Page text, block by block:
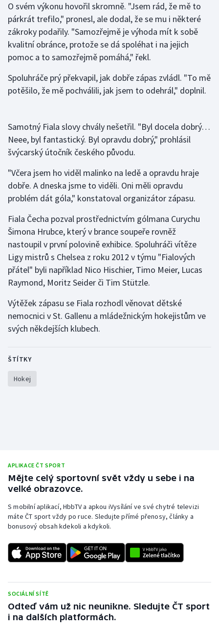
Plavání
Plážový volejbal
Rychlobruslení
Short track
Sportovní střelba
Stolní tenis
Veslování
Vodní slalom
Volejbal
Ostatní
O svém výkonu hovořil skromně. "Jsem rád, že mě to
párkrát trefilo," pronesl, ale dodal, že se mu i některé
zákroky podařily. "Samozřejmě je výhoda mít k sobě
kvalitní obránce, protože se dá spoléhat i na jejich
pomoc a to samozřejmě pomáhá," řekl.
Spoluhráče prý překvapil, jak dobře zápas zvládl. "To mě
potěšilo, že mě pochválili, jak jsem to odehrál," doplnil.
Samotný Fiala slovy chvály nešetřil. "Byl docela dobrý…
Neee, byl fantastický. Byl opravdu dobrý," prohlásil
švýcarský útočník českého původu.
"Včera jsem ho viděl malinko na ledě a opravdu hraje
dobře. A dneska jsme to viděli. Oni měli opravdu
problém dát góla," konstatoval organizátor zápasu.
Fiala Čecha pozval prostřednictvím gólmana Curychu
Šimona Hrubce, který v brance soupeře rovněž
nastoupil v první polovině exhibice. Spoluhráči vítěze
Ligy mistrů s Chelsea z roku 2012 v týmu "Fialových
přátel" byli například Nico Hischier, Timo Meier, Lucas
Raymond, Moritz Seider či Tim Stützle.
Výtěžek zápasu se Fiala rozhodl věnovat dětské
nemocnici v St. Gallenu a mládežnickým hokejistům ve
svých někdejších klubech.
ŠTÍTKY
Hokej
APLIKACE ČT SPORT
Mějte celý sportovní svět vždy u sebe i na
velké obrazovce.
S mobilní aplikací, HbbTV a apkou iVysílání ve své chytré televizi
máte ČT sport vždy po ruce. Sledujte přímé přenosy, články a
bonusový obsah kdekoli a kdykoli.
SOCIÁLNÍ SÍTĚ
Odteď vám už nic neunikne. Sledujte ČT sport
i na dalších platformách.